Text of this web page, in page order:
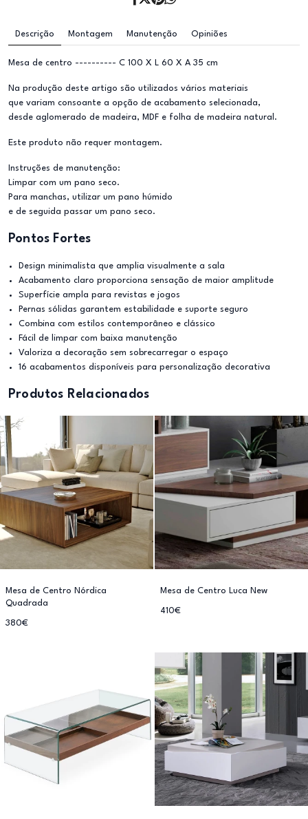
Descrição Montagem Manutenção Opiniões
Mesa de centro ---------- C 100 X L 60 X A 35 cm
Na produção deste artigo são utilizados vários materiais
que variam consoante a opção de acabamento selecionada,
desde aglomerado de madeira, MDF e folha de madeira natural.
Este produto não requer montagem.
Instruções de manutenção:
Limpar com um pano seco.
Para manchas, utilizar um pano húmido
e de seguida passar um pano seco.
Pontos Fortes
Design minimalista que amplia visualmente a sala
Acabamento claro proporciona sensação de maior amplitude
Superfície ampla para revistas e jogos
Pernas sólidas garantem estabilidade e suporte seguro
Combina com estilos contemporâneo e clássico
Fácil de limpar com baixa manutenção
Valoriza a decoração sem sobrecarregar o espaço
16 acabamentos disponíveis para personalização decorativa
Produtos Relacionados
Mesa de Centro Nórdica
Quadrada
380€
Mesa de Centro Luca New
410€